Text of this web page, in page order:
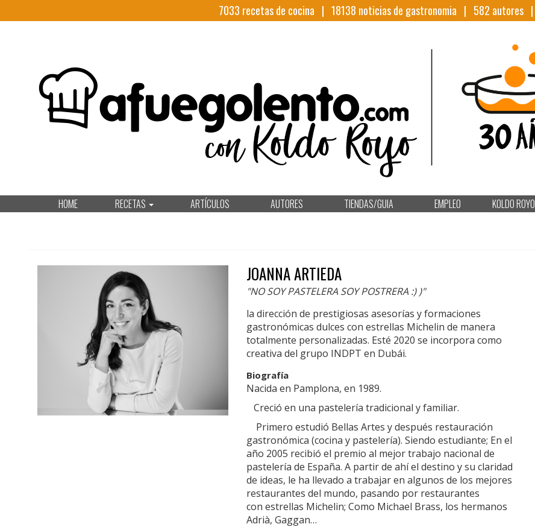
7033 recetas de cocina | 18138 noticias de gastronomia | 582 autores |
HOME RECETAS ARTÍCULOS AUTORES TIENDAS/GUIA EMPLEO KOLDO ROYO
JOANNA ARTIEDA
"NO SOY PASTELERA SOY POSTRERA :) )"
la dirección de prestigiosas asesorías y formaciones
gastronómicas dulces con estrellas Michelin de manera
totalmente personalizadas. Esté 2020 se incorpora como
creativa del grupo INDPT en Dubái.
Biografía
Nacida en Pamplona, en 1989.
Creció en una pastelería tradicional y familiar.
Primero estudió Bellas Artes y después restauración
gastronómica (cocina y pastelería). Siendo estudiante; En el
año 2005 recibió el premio al mejor trabajo nacional de
pastelería de España. A partir de ahí el destino y su claridad
de ideas, le ha llevado a trabajar en algunos de los mejores
restaurantes del mundo, pasando por restaurantes
con estrellas Michelin; Como Michael Brass, los hermanos
Adrià, Gaggan…